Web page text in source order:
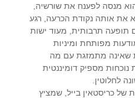
מנסה לפענח את שורשיה,
את אותה נקודת הכרעה, רגע
תופעה תרבותית, מעוד ישות
מפותחת ומיניות
שאינה מתמזגת עם מה
מספיק דומיננטית
לחלוטין.
של כריסטאין בייל, שמציץ